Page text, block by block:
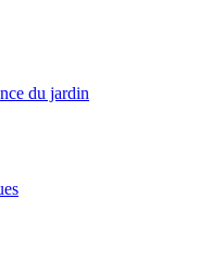
du jardin